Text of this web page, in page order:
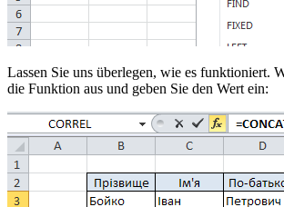
Lassen Sie uns überlegen, wie es funktioniert.
die Funktion aus und geben Sie den Wert ein: